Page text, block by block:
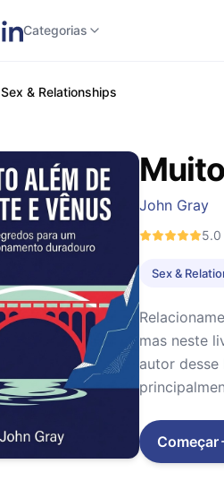
Categorias
Sex & Relationships
John Gray
5.0
Sex &
mas neste
autor
Começar